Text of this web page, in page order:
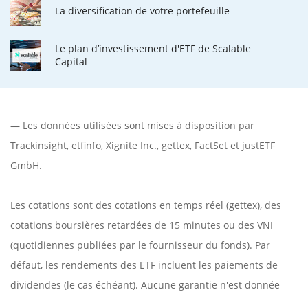
La diversification de votre portefeuille
Le plan d’investissement d'ETF de Scalable
Capital
— Les données utilisées sont mises à disposition par
Trackinsight, etfinfo, Xignite Inc., gettex, FactSet et justETF
GmbH.
Les cotations sont des cotations en temps réel (gettex), des
cotations boursières retardées de 15 minutes ou des VNI
(quotidiennes publiées par le fournisseur du fonds). Par
défaut, les rendements des ETF incluent les paiements de
dividendes (le cas échéant). Aucune garantie n'est donnée